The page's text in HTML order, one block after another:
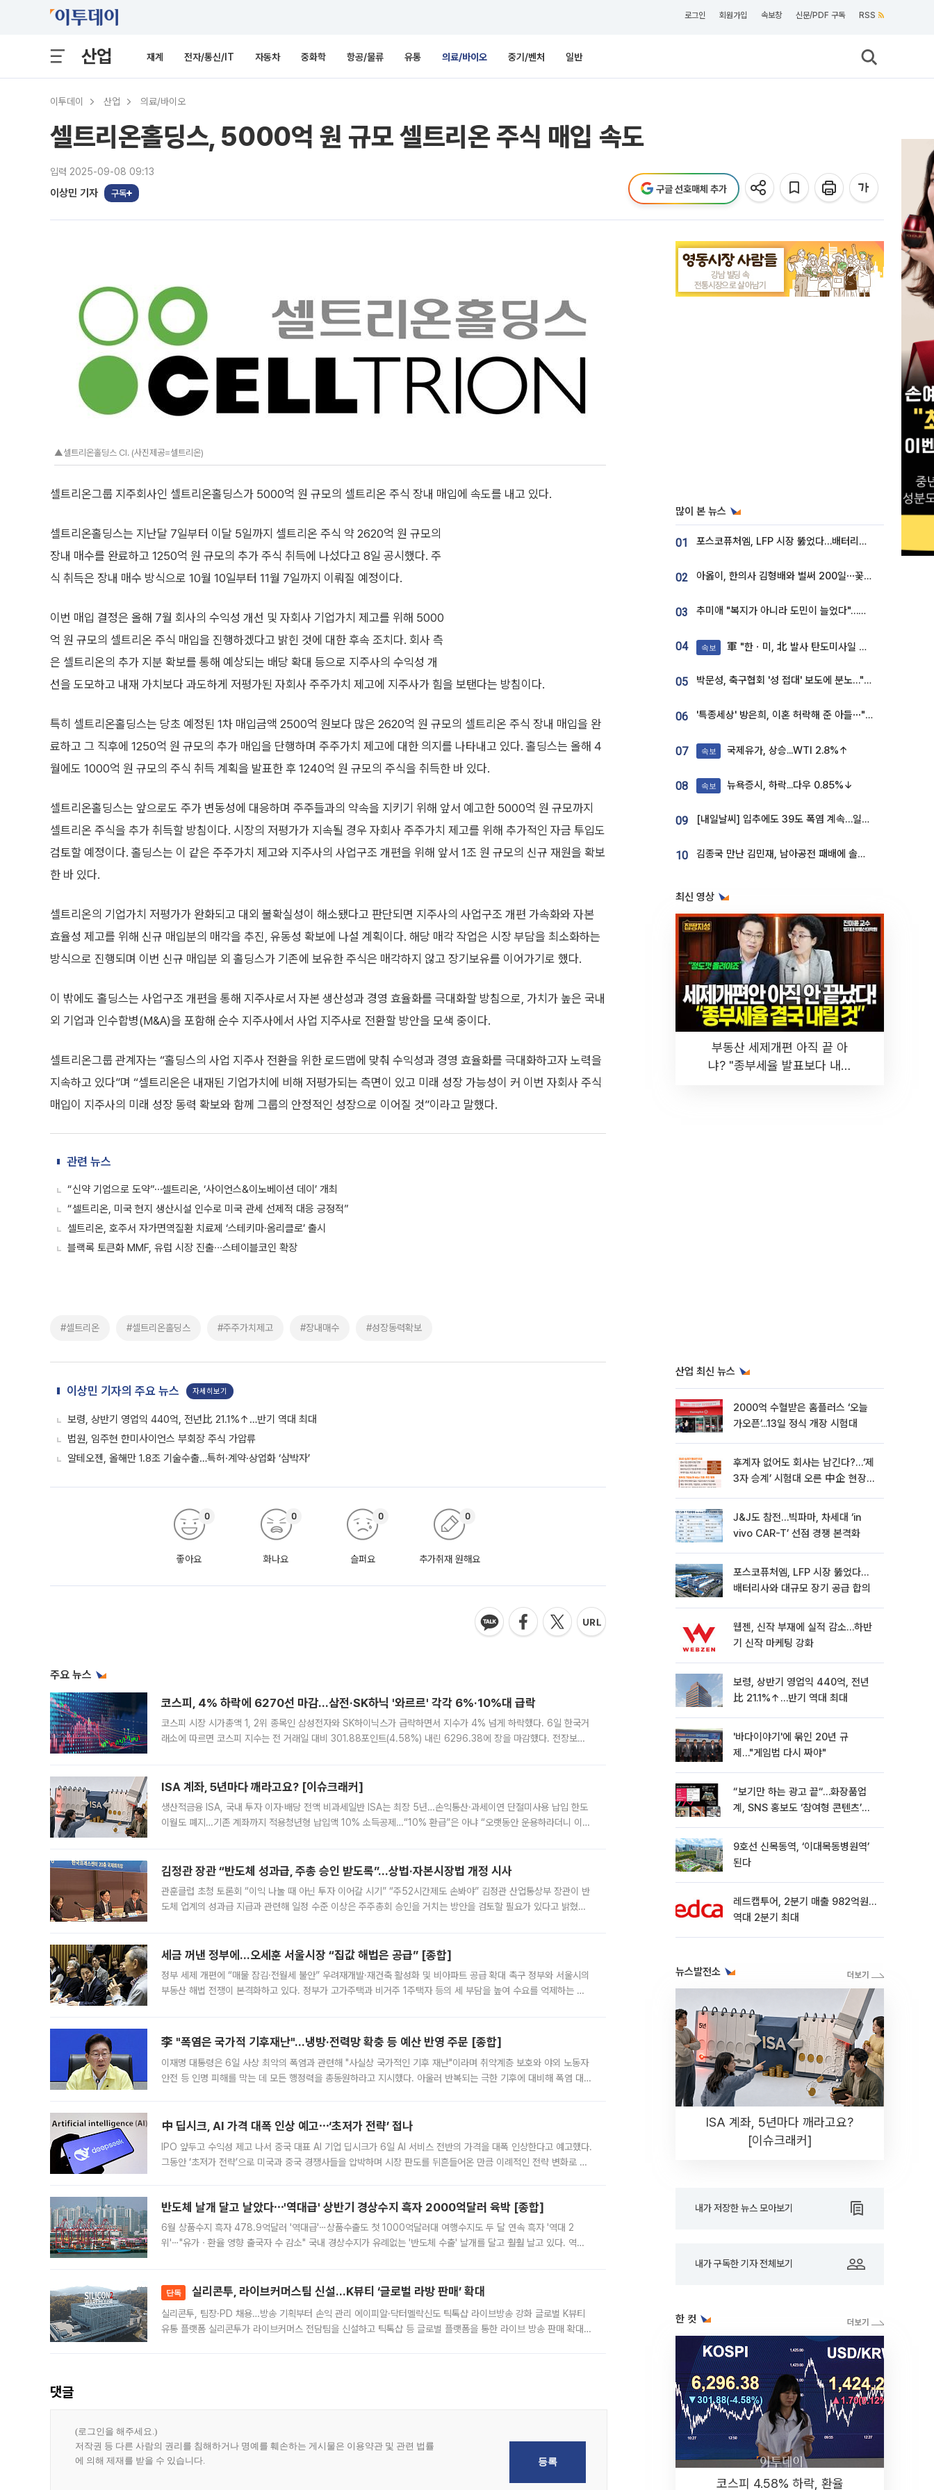
로그인 회원가입 속보창 신문/PDF 구독 RSS
산업 재계 전자/통신/IT 자동차 중화학 항공/물류 유통 의료/바이오 중기/벤처 일반
이투데이 산업 의료/바이오
셀트리온홀딩스, 5000억 원 규모 셀트리온 주식 매입 속도
입력 2025-09-08 09:13
이상민 기자 구독 구글 선호매체 추가
▲셀트리온홀딩스 CI. (사진제공=셀트리온)
셀트리온그룹 지주회사인 셀트리온홀딩스가 5000억 원 규모의 셀트리온 주식 장내 매입에 속도를 내고 있다.
셀트리온홀딩스는 지난달 7일부터 이달 5일까지 셀트리온 주식 약 2620억 원 규모의
장내 매수를 완료하고 1250억 원 규모의 추가 주식 취득에 나섰다고 8일 공시했다. 주
식 취득은 장내 매수 방식으로 10월 10일부터 11월 7일까지 이뤄질 예정이다.
이번 매입 결정은 올해 7월 회사의 수익성 개선 및 자회사 기업가치 제고를 위해 5000
억 원 규모의 셀트리온 주식 매입을 진행하겠다고 밝힌 것에 대한 후속 조치다. 회사 측
은 셀트리온의 추가 지분 확보를 통해 예상되는 배당 확대 등으로 지주사의 수익성 개
선을 도모하고 내재 가치보다 과도하게 저평가된 자회사 주주가치 제고에 지주사가 힘을 보탠다는 방침이다.
특히 셀트리온홀딩스는 당초 예정된 1차 매입금액 2500억 원보다 많은 2620억 원 규모의 셀트리온 주식 장내 매입을 완
료하고 그 직후에 1250억 원 규모의 추가 매입을 단행하며 주주가치 제고에 대한 의지를 나타내고 있다. 홀딩스는 올해 4
월에도 1000억 원 규모의 주식 취득 계획을 발표한 후 1240억 원 규모의 주식을 취득한 바 있다.
셀트리온홀딩스는 앞으로도 주가 변동성에 대응하며 주주들과의 약속을 지키기 위해 앞서 예고한 5000억 원 규모까지
셀트리온 주식을 추가 취득할 방침이다. 시장의 저평가가 지속될 경우 자회사 주주가치 제고를 위해 추가적인 자금 투입도
검토할 예정이다. 홀딩스는 이 같은 주주가치 제고와 지주사의 사업구조 개편을 위해 앞서 1조 원 규모의 신규 재원을 확보
한 바 있다.
셀트리온의 기업가치 저평가가 완화되고 대외 불확실성이 해소됐다고 판단되면 지주사의 사업구조 개편 가속화와 자본
효율성 제고를 위해 신규 매입분의 매각을 추진, 유동성 확보에 나설 계획이다. 해당 매각 작업은 시장 부담을 최소화하는
방식으로 진행되며 이번 신규 매입분 외 홀딩스가 기존에 보유한 주식은 매각하지 않고 장기보유를 이어가기로 했다.
이 밖에도 홀딩스는 사업구조 개편을 통해 지주사로서 자본 생산성과 경영 효율화를 극대화할 방침으로, 가치가 높은 국내
외 기업과 인수합병(M&A)을 포함해 순수 지주사에서 사업 지주사로 전환할 방안을 모색 중이다.
셀트리온그룹 관계자는 “홀딩스의 사업 지주사 전환을 위한 로드맵에 맞춰 수익성과 경영 효율화를 극대화하고자 노력을
지속하고 있다”며 “셀트리온은 내재된 기업가치에 비해 저평가되는 측면이 있고 미래 성장 가능성이 커 이번 자회사 주식
매입이 지주사의 미래 성장 동력 확보와 함께 그룹의 안정적인 성장으로 이어질 것”이라고 말했다.
관련 뉴스
“신약 기업으로 도약”⋯셀트리온, ‘사이언스&이노베이션 데이’ 개최
“셀트리온, 미국 현지 생산시설 인수로 미국 관세 선제적 대응 긍정적”
셀트리온, 호주서 자가면역질환 치료제 ‘스테키마·옴리클로’ 출시
블랙록 토큰화 MMF, 유럽 시장 진출∙∙∙스테이블코인 확장
#셀트리온 #셀트리온홀딩스 #주주가치제고 #장내매수 #성장동력확보
이상민 기자의 주요 뉴스 자세히보기
보령, 상반기 영업익 440억, 전년比 21.1%↑…반기 역대 최대
법원, 임주현 한미사이언스 부회장 주식 가압류
알테오젠, 올해만 1.8조 기술수출…특허·계약·상업화 ‘삼박자’
좋아요
0
화나요
0
슬퍼요
0
추가취재 원해요
0
주요 뉴스
코스피, 4% 하락에 6270선 마감…삼전·SK하닉 '와르르' 각각 6%·10%대 급락
코스피 시장 시가총액 1, 2위 종목인 삼성전자와 SK하이닉스가 급락하면서 지수가 4% 넘게 하락했다. 6일 한국거
래소에 따르면 코스피 지수는 전 거래일 대비 301.88포인트(4.58%) 내린 6296.38에 장을 마감했다. 전장보다
ISA 계좌, 5년마다 깨라고요? [이슈크래커]
생산적금융 ISA, 국내 투자 이자·배당 전액 비과세일반 ISA는 최장 5년…손익통산·과세이연 단절미사용 납입 한도
이월도 폐지…기존 계좌까지 적용청년형 납입액 10% 소득공제…“10% 환급”은 아냐 “오랫동안 운용하라더니 이제
김정관 장관 “반도체 성과급, 주총 승인 받도록”…상법·자본시장법 개정 시사
관훈클럽 초청 토론회 “이익 나눌 때 아닌 투자 이어갈 시기” “주52시간제도 손봐야” 김정관 산업통상부 장관이 반
도체 업계의 성과급 지급과 관련해 일정 수준 이상은 주주총회 승인을 거치는 방안을 검토할 필요가 있다고 밝혔다.
세금 꺼낸 정부에…오세훈 서울시장 “집값 해법은 공급” [종합]
정부 세제 개편에 “매물 잠김·전월세 불안” 우려재개발·재건축 활성화 및 비아파트 공급 확대 촉구 정부와 서울시의
부동산 해법 전쟁이 본격화하고 있다. 정부가 고가주택과 비거주 1주택자 등의 세 부담을 높여 수요를 억제하는 카
李 "폭염은 국가적 기후재난"…냉방·전력망 확충 등 예산 반영 주문 [종합]
이재명 대통령은 6일 사상 최악의 폭염과 관련해 "사실상 국가적인 기후 재난"이라며 취약계층 보호와 야외 노동자
안전 등 인명 피해를 막는 데 모든 행정력을 총동원하라고 지시했다. 아울러 반복되는 극한 기후에 대비해 폭염 대응
中 딥시크, AI 가격 대폭 인상 예고⋯‘초저가 전략’ 접나
IPO 앞두고 수익성 제고 나서 중국 대표 AI 기업 딥시크가 6일 AI 서비스 전반의 가격을 대폭 인상한다고 예고했다.
그동안 ‘초저가 전략’으로 미국과 중국 경쟁사들을 압박하며 시장 판도를 뒤흔들어온 만큼 이례적인 전략 변화로 평
반도체 날개 달고 날았다⋯'역대급' 상반기 경상수지 흑자 2000억달러 육박 [종합]
6월 상품수지 흑자 478.9억달러 '역대급'⋯상품수출도 첫 1000억달러대 여행수지도 두 달 연속 흑자 '역대 2
위'⋯"유가ㆍ환율 영향 출국자 수 감소" 국내 경상수지가 유례없는 '반도체 수출' 날개를 달고 훨훨 날고 있다. 역대
단독 실리콘투, 라이브커머스팀 신설…K뷰티 ‘글로벌 라방 판매’ 확대
실리콘투, 팀장·PD 채용…방송 기획부터 손익 관리 에이피알·닥터멜락신도 틱톡샵 라이브방송 강화 글로벌 K뷰티
유통 플랫폼 실리콘투가 라이브커머스 전담팀을 신설하고 틱톡샵 등 글로벌 플랫폼을 통한 라이브 방송 판매 확대에
댓글
많이 본 뉴스
01 포스코퓨처엠, LFP 시장 뚫었다…배터리사와 대규모 장기 공급 합의
02 아옳이, 한의사 김형배와 벌써 200일⋯꽃다발 들고 "프러포즈 아냐"
03 추미애 "복지가 아니라 도민이 늘었다"…재정난 책임론 정면돌파
04 속보 軍 "한ㆍ미, 北 발사 탄도미사일 제원 정밀분석 중"
05 박문성, 축구협회 '성 접대' 보도에 분노…"다 말아먹으려고 작정했나"
06 '특종세상' 방은희, 이혼 허락해 준 아들⋯"너무 잘 커줬다" 오열
07 속보 국제유가, 상승...WTI 2.8%↑
08 속보 뉴욕증시, 하락...다우 0.85%↓
09 [내일날씨] 입추에도 39도 폭염 계속…일부 지역 소나기
10 김종국 만난 김민재, 남아공전 패배에 솔직한 속내⋯"선수들도 못하긴 했다"
최신 영상
부동산 세제개편 아직 끝 아
냐? "종부세율 발표보다 내릴
산업 최신 뉴스
2000억 수혈받은 홈플러스 ‘오늘
가오픈’...13일 정식 개장 시험대
후계자 없어도 회사는 남긴다?…‘제
3자 승계’ 시험대 오른 中企 현장
J&J도 참전…빅파마, 차세대 ‘in
vivo CAR-T’ 선점 경쟁 본격화
포스코퓨처엠, LFP 시장 뚫었다…
배터리사와 대규모 장기 공급 합의
웹젠, 신작 부재에 실적 감소…하반
기 신작 마케팅 강화
보령, 상반기 영업익 440억, 전년
比 21.1%↑…반기 역대 최대
'바다이야기'에 묶인 20년 규
제…"게임법 다시 짜야"
“보기만 하는 광고 끝“…화장품업
계, SNS 홍보도 ‘참여형 콘텐츠’로
9호선 신목동역, ‘이대목동병원역’
된다
레드캡투어, 2분기 매출 982억원…
역대 2분기 최대
뉴스발전소
ISA 계좌, 5년마다 깨라고요?
[이슈크래커]
내가 저장한 뉴스 모아보기
내가 구독한 기자 전체보기
한 컷
코스피 4.58% 하락, 환율